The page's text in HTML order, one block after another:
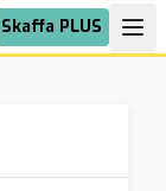
Skaffa PLUS